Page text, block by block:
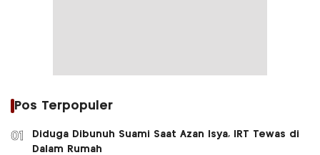
Pos Terpopuler
01
Diduga Dibunuh Suami Saat Azan Isya, IRT Tewas di
Dalam Rumah